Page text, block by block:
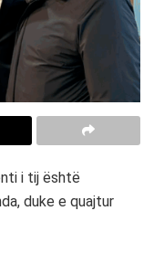
i tij është
duke e quajtur